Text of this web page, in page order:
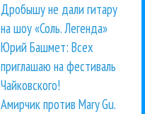
Дробышу не дали гитару
на шоу «Соль. Легенда»
Юрий Башмет: Всех
приглашаю на фестиваль
Чайковского!
Амирчик против Mary Gu.